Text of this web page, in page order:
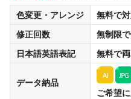
色変更・アレンジ
無料で
修正回数
無制限
日本語英語表記
無料で
データ納品
ご希望